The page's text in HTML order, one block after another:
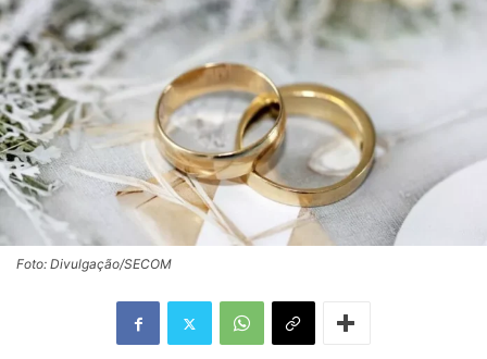
Foto: Divulgação/SECOM